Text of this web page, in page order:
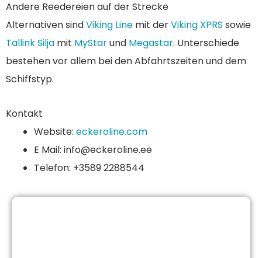
Andere Reedereien auf der Strecke
Alternativen sindViking Line mit derViking XPRS sowie
Tallink Silja mit MyStarund Megastar. Unterschiede
bestehen vor allem bei den Abfahrtszeiten und dem
Schiffstyp.
Kontakt
Website: eckeroline.com
E Mail: info@eckeroline.ee
Telefon: +3589 2288544